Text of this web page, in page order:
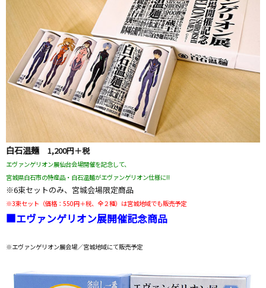
白石温麺 1,200円＋税
エヴァンゲリオン展仙台会場開催を記念して、
宮城県白石市の特産品・白石温麺がエヴァンゲリオン仕様に!!
※6束セットのみ、宮城会場限定商品
※3束セット（価格：550円＋税、全２種） は宮城地域でも販売予定
■エヴァンゲリオン展開催記念商品
※エヴァンゲリオン展会場／宮城地域にて販売予定